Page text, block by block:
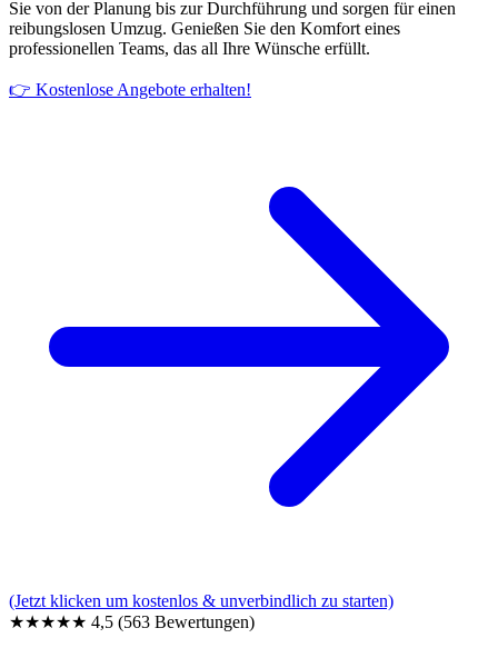
Sie von der Planung bis zur Durchführung und sorgen für einen
reibungslosen Umzug. Genießen Sie den Komfort eines
professionellen Teams, das all Ihre Wünsche erfüllt.
👉 Kostenlose Angebote erhalten!
(Jetzt klicken um kostenlos & unverbindlich zu starten)
★★★★★ 4,5 (563 Bewertungen)